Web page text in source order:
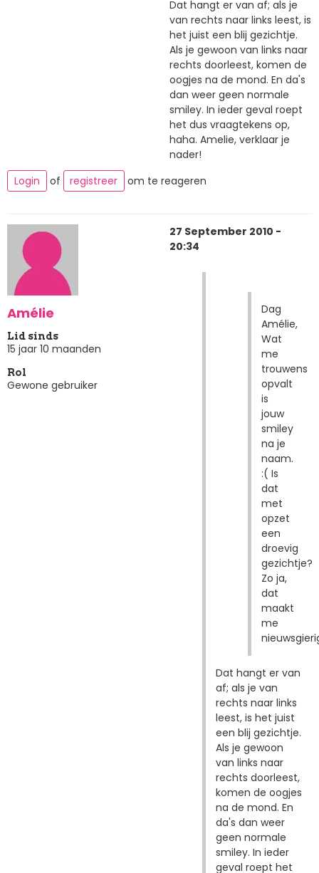
Dat hangt er van af; als je
van rechts naar links leest, is
het juist een blij gezichtje.
Als je gewoon van links naar
rechts doorleest, komen de
oogjes na de mond. En da's
dan weer geen normale
smiley. In ieder geval roept
het dus vraagtekens op,
haha. Amelie, verklaar je
nader!
Login
of registreer om te reageren
Amélie
Lid sinds
15 jaar 10 maanden
Rol
Gewone gebruiker
27 September 2010 -
20:34
Dag
Amélie,
Wat
me
trouwens
opvalt
is
jouw
smiley
na je
naam.
:( Is
dat
met
opzet
een
droevig
gezichtje?
Zo ja,
dat
maakt
me
Dat hangt er van
af; als je van
rechts naar links
leest, is het juist
een blij gezichtje.
Als je gewoon
van links naar
rechts doorleest,
komen de oogjes
na de mond. En
da's dan weer
geen normale
smiley. In ieder
geval roept het